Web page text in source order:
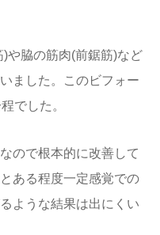
や脇の筋肉(前鋸筋)など
ました。このビフォー
でした。
ので根本的に改善して
ある程度一定感覚での
ような結果は出にくい